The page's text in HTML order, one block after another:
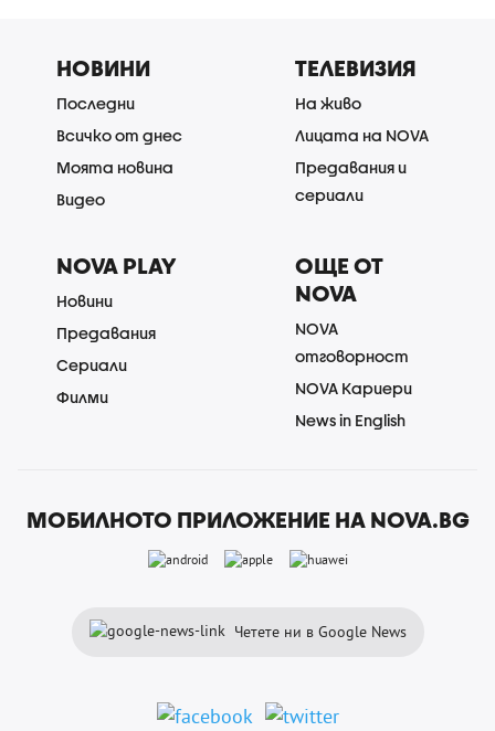
НОВИНИ
Последни
Всичко от днес
Моята новина
Видео
ТЕЛЕВИЗИЯ
На живо
Лицата на NOVA
Предавания и
сериали
NOVA PLAY
Новини
Предавания
Сериали
Филми
ОЩЕ ОТ
NOVA
NOVA
отговорност
NOVA Кариери
News in English
МОБИЛНОТО ПРИЛОЖЕНИЕ НА NOVA.BG
Четете ни в Google News